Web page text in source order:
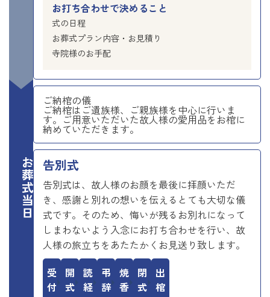
お打ち合わせで決めること
式の日程
お葬式プラン内容・お見積り
寺院様のお手配
お葬式当日
ご納棺の儀
ご納棺はご遺族様、ご親族様を中心に行いま
す。ご用意いただいた故人様の愛用品をお棺に
納めていただきます。
告別式
告別式は、故人様のお顔を最後に拝顔いただ
き、感謝と別れの想いを伝えるとても大切な儀
式です。そのため、悔いが残るお別れになって
しまわないよう入念にお打ち合わせを行い、故
人様の旅立ちをあたたかくお見送り致します。
受付 開式 読経 弔辞 焼香 閉式 出棺